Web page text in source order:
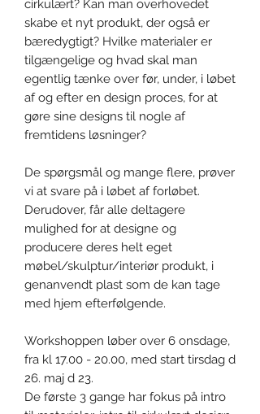
cirkulært? Kan man overhovedet
skabe et nyt produkt, der også er
bæredygtigt? Hvilke materialer er
tilgængelige og hvad skal man
egentlig tænke over før, under, i løbet
af og efter en design proces, for at
gøre sine designs til nogle af
fremtidens løsninger?
De spørgsmål og mange flere, prøver
vi at svare på i løbet af forløbet.
Derudover, får alle deltagere
mulighed for at designe og
producere deres helt eget
møbel/skulptur/interiør produkt, i
genanvendt plast som de kan tage
med hjem efterfølgende.
Workshoppen løber over 6 onsdage,
fra kl 17.00 - 20.00, med start tirsdag d
26. maj d 23.
De første 3 gange har fokus på intro